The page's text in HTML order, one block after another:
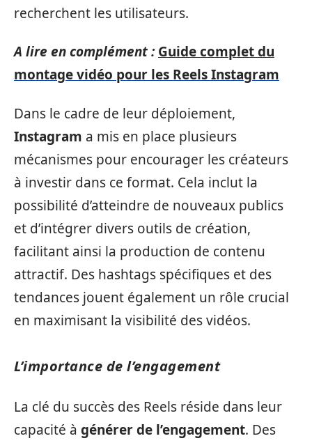
recherchent les utilisateurs.
A lire en complément : Guide complet du
montage vidéo pour les Reels Instagram
Dans le cadre de leur déploiement,
Instagram a mis en place plusieurs
mécanismes pour encourager les créateurs
à investir dans ce format. Cela inclut la
possibilité d’atteindre de nouveaux publics
et d’intégrer divers outils de création,
facilitant ainsi la production de contenu
attractif. Des hashtags spécifiques et des
tendances jouent également un rôle crucial
en maximisant la visibilité des vidéos.
L’importance de l’engagement
La clé du succès des Reels réside dans leur
capacité à générer de l’engagement. Des